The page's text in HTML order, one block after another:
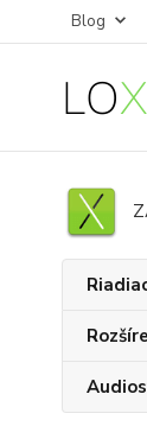
Blog